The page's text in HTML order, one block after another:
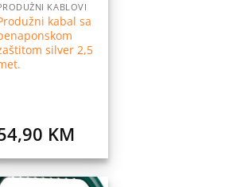
KABLOVI
kabal sa
silver 2,5
KM